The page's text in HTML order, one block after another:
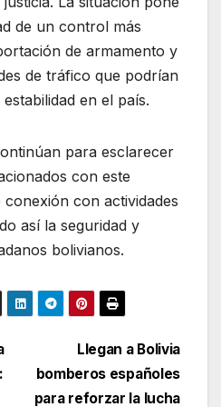
de un control más
de armamento y
de tráfico que podrían
en el país.
para esclarecer
con este
con actividades
así la seguridad y
bolivianos.
Llegan a Bolivia
bomberos españoles
para reforzar la lucha